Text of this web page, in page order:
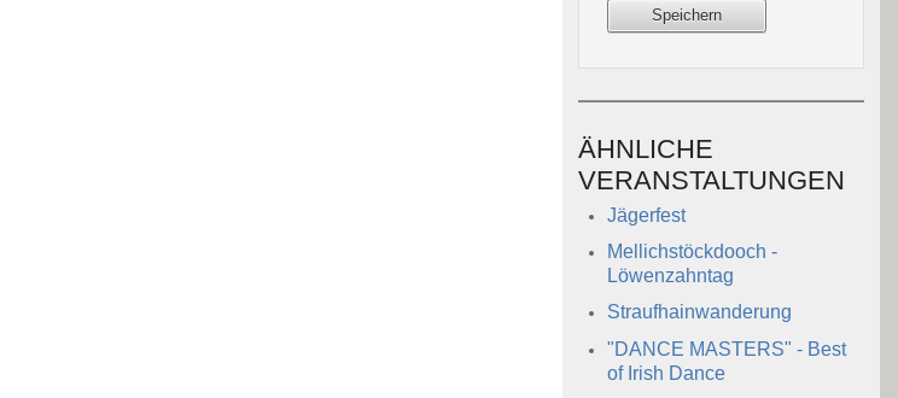
ÄHNLICHE
VERANSTALTUNGEN
Jägerfest
Mellichstöckdooch -
Löwenzahntag
Straufhainwanderung
"DANCE MASTERS" - Best
of Irish Dance